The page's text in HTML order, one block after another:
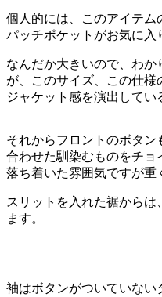
個人的には、このアイテ
パッチポケットがお気に入
なんだか大きいので、わ
が、このサイズ、この仕様
ジャケット感を演出してい
それからフロントのボタ
合わせた馴染むものをチョ
落ち着いた雰囲気ですが重
スリットを入れた裾から
ます。
袖はボタンがついていない